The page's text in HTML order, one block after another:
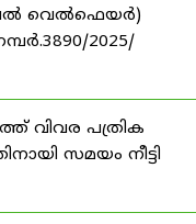
വെൽഫെയർ)
2025/
വിവര പത്രിക
സമയം നീട്ടി